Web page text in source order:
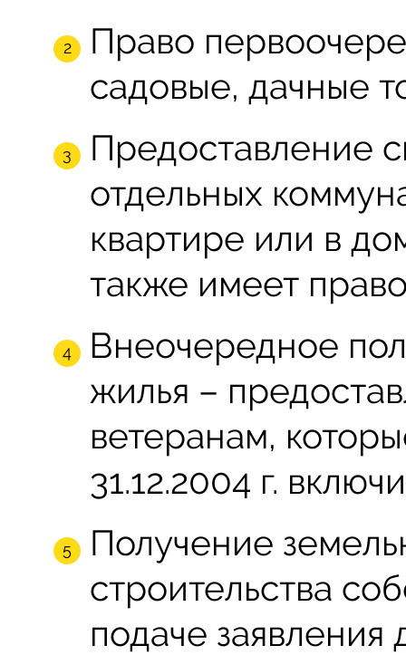
Право
садовые, дачные
Предоставление
отдельных
квартире или в
также имеет
Внеочередное
жилья –
ветеранам,
31.12.2004 г.
Получение
строительства
подаче заявления